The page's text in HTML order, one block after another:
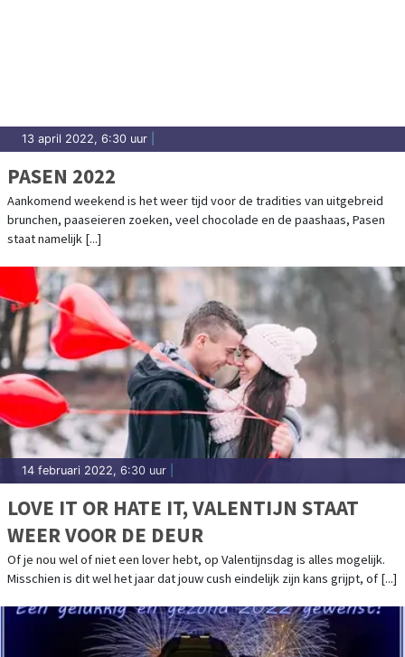
13 april 2022, 6:30 uur
PASEN 2022
Aankomend weekend is het weer tijd voor de tradities van uitgebreid
brunchen, paaseieren zoeken, veel chocolade en de paashaas, Pasen
staat namelijk [...]
14 februari 2022, 6:30 uur
LOVE IT OR HATE IT, VALENTIJN STAAT
WEER VOOR DE DEUR
Of je nou wel of niet een lover hebt, op Valentijnsdag is alles mogelijk.
Misschien is dit wel het jaar dat jouw cush eindelijk zijn kans grijpt, of [...]